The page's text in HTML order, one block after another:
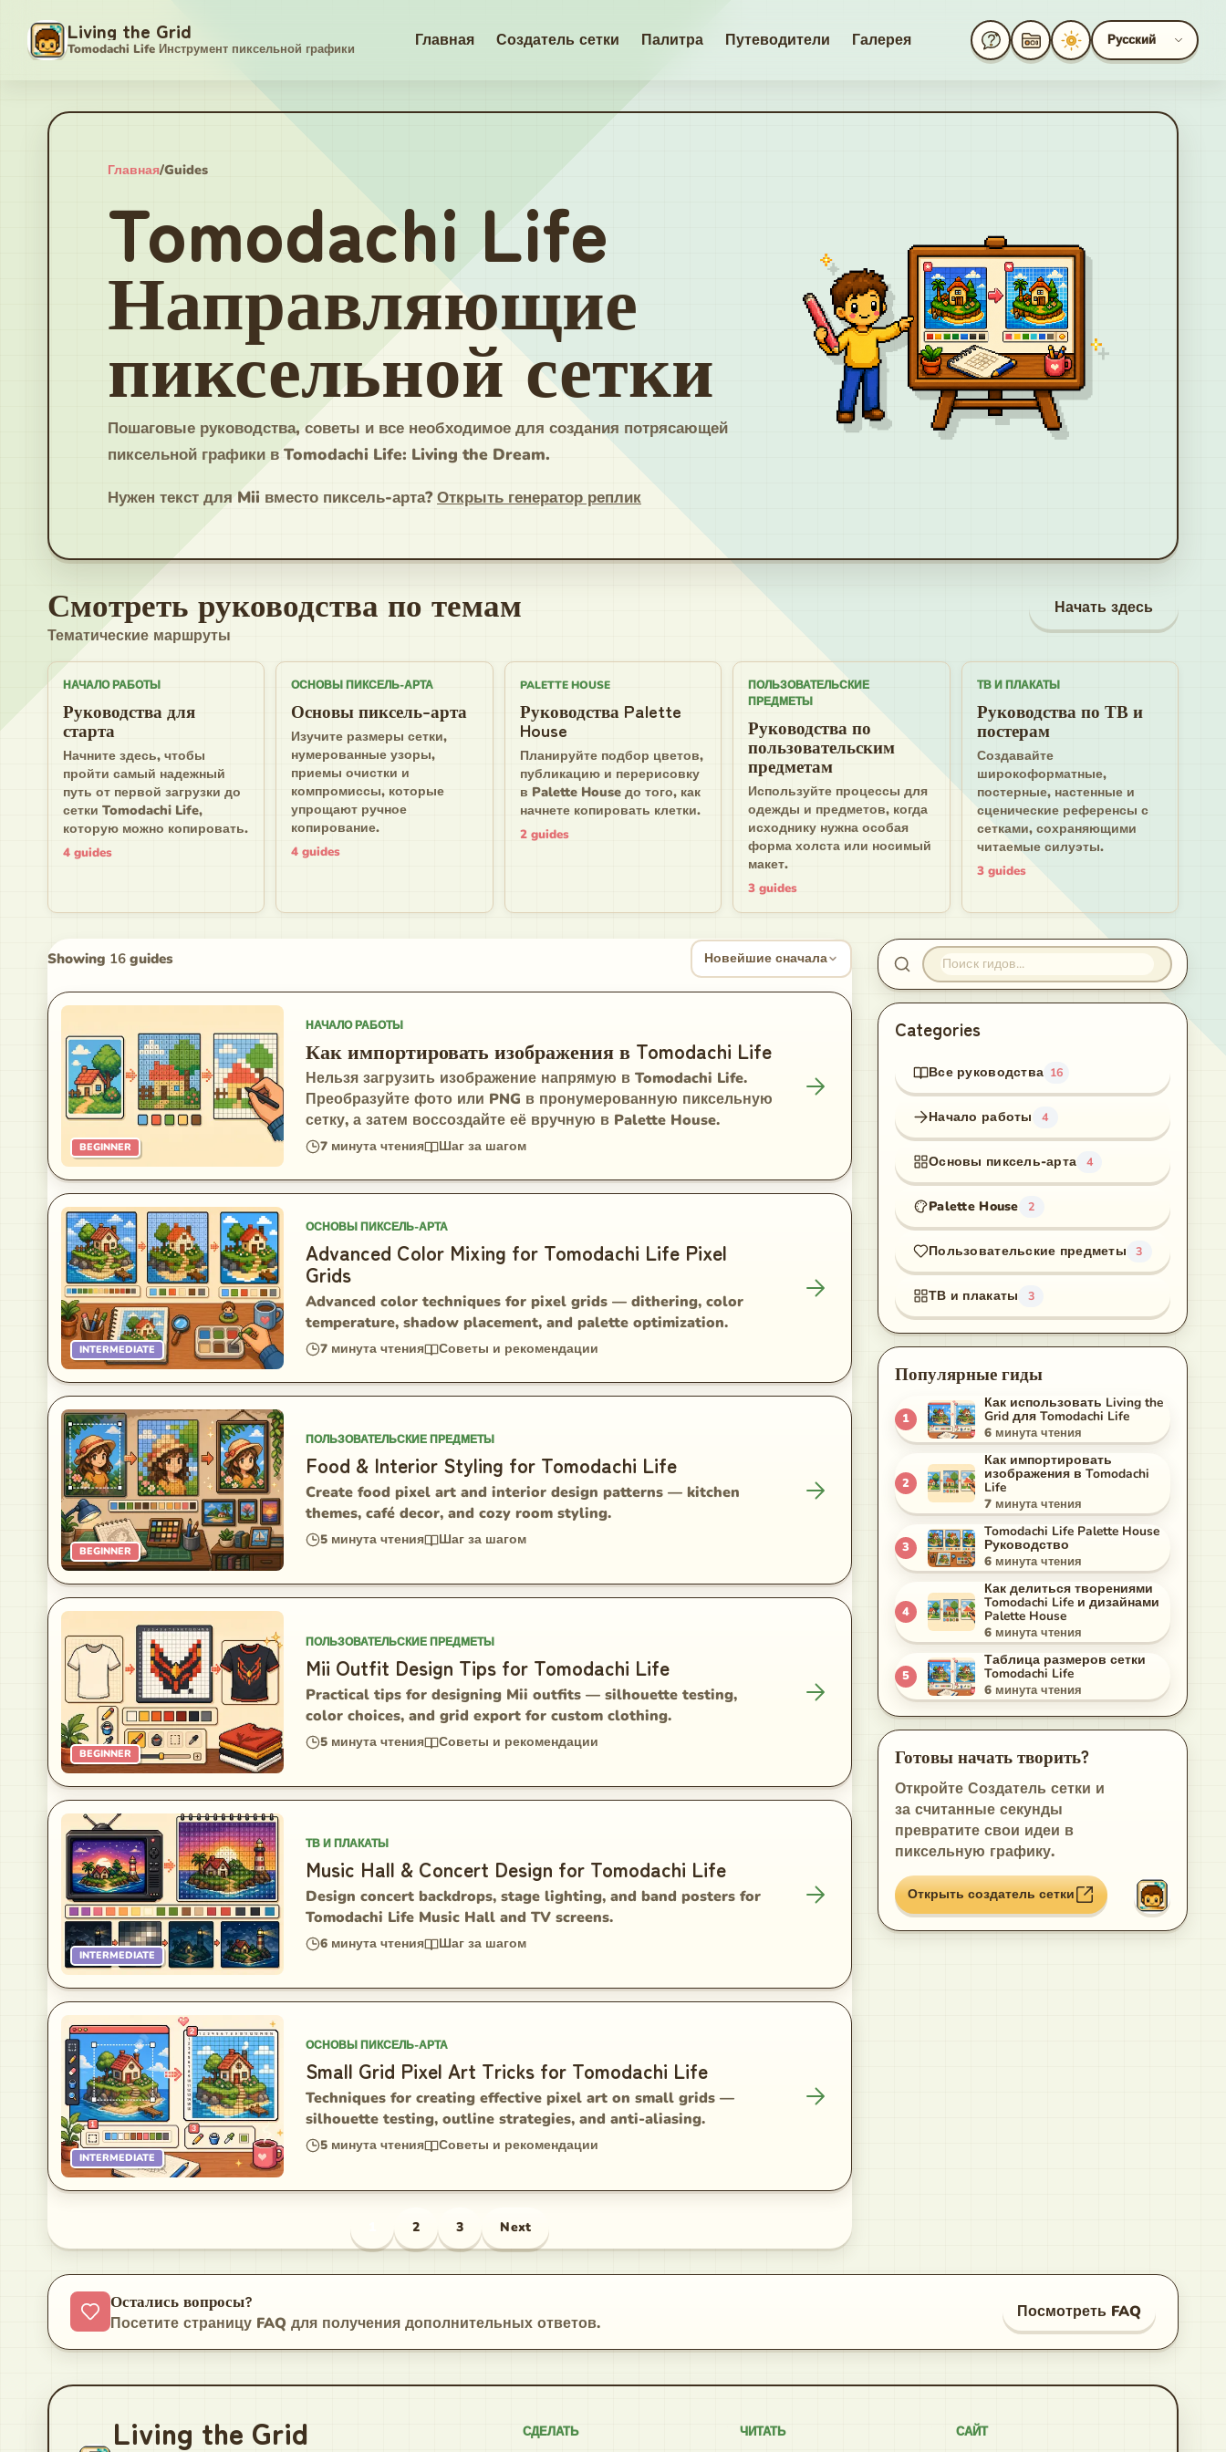
Living the Grid
Tomodachi Life Инструмент пиксельной графики Главная Создатель сетки Палитра Путеводители Галерея Русский
Главная/Guides
Tomodachi Life
Направляющие
пиксельной сетки
Пошаговые руководства, советы и все необходимое для создания потрясающей
пиксельной графики в Tomodachi Life: Living the Dream.
Нужен текст для Mii вместо пиксель-арта? Открыть генератор реплик
Смотреть руководства по темам
Тематические маршруты
Начать здесь
НАЧАЛО РАБОТЫ
Руководства для
старта
Начните здесь, чтобы
пройти самый надежный
путь от первой загрузки до
сетки Tomodachi Life,
которую можно копировать.
4 guides
ОСНОВЫ ПИКСЕЛЬ-АРТА
Основы пиксель-арта
Изучите размеры сетки,
нумерованные узоры,
приемы очистки и
компромиссы, которые
упрощают ручное
копирование.
4 guides
PALETTE HOUSE
Руководства Palette
House
Планируйте подбор цветов,
публикацию и перерисовку
в Palette House до того, как
начнете копировать клетки.
2 guides
ПОЛЬЗОВАТЕЛЬСКИЕ
ПРЕДМЕТЫ
Руководства по
пользовательским
предметам
Используйте процессы для
одежды и предметов, когда
исходнику нужна особая
форма холста или носимый
макет.
3 guides
ТВ И ПЛАКАТЫ
Руководства по ТВ и
постерам
Создавайте
широкоформатные,
постерные, настенные и
сценические референсы с
сетками, сохраняющими
читаемые силуэты.
3 guides
Showing 16 guides Сортировать руководства
Новейшие сначала
BEGINNER
НАЧАЛО РАБОТЫ
Как импортировать изображения в Tomodachi Life
Нельзя загрузить изображение напрямую в Tomodachi Life.
Преобразуйте фото или PNG в пронумерованную пиксельную
сетку, а затем воссоздайте её вручную в Palette House.
7 минута чтения Шаг за шагом
INTERMEDIATE
ОСНОВЫ ПИКСЕЛЬ-АРТА
Advanced Color Mixing for Tomodachi Life Pixel
Grids
Advanced color techniques for pixel grids — dithering, color
temperature, shadow placement, and palette optimization.
7 минута чтения Советы и рекомендации
BEGINNER
ПОЛЬЗОВАТЕЛЬСКИЕ ПРЕДМЕТЫ
Food & Interior Styling for Tomodachi Life
Create food pixel art and interior design patterns — kitchen
themes, café decor, and cozy room styling.
5 минута чтения Шаг за шагом
BEGINNER
ПОЛЬЗОВАТЕЛЬСКИЕ ПРЕДМЕТЫ
Mii Outfit Design Tips for Tomodachi Life
Practical tips for designing Mii outfits — silhouette testing,
color choices, and grid export for custom clothing.
5 минута чтения Советы и рекомендации
INTERMEDIATE
ТВ И ПЛАКАТЫ
Music Hall & Concert Design for Tomodachi Life
Design concert backdrops, stage lighting, and band posters for
Tomodachi Life Music Hall and TV screens.
6 минута чтения Шаг за шагом
INTERMEDIATE
ОСНОВЫ ПИКСЕЛЬ-АРТА
Small Grid Pixel Art Tricks for Tomodachi Life
Techniques for creating effective pixel art on small grids —
silhouette testing, outline strategies, and anti-aliasing.
5 минута чтения Советы и рекомендации
2 3 Next
Поиск гидов
Categories
Все руководства 16
Начало работы 4
Основы пиксель-арта 4
Palette House 2
Пользовательские предметы 3
ТВ и плакаты 3
Популярные гиды
1
Как использовать Living the
Grid для Tomodachi Life
6 минута чтения
2
Как импортировать
изображения в Tomodachi
Life
7 минута чтения
3
Tomodachi Life Palette House
Руководство
6 минута чтения
4
Как делиться творениями
Tomodachi Life и дизайнами
Palette House
6 минута чтения
5
Таблица размеров сетки
Tomodachi Life
6 минута чтения
Готовы начать творить?
Откройте Создатель сетки и
за считанные секунды
превратите свои идеи в
пиксельную графику.
Открыть создатель сетки
Остались вопросы?
Посетите страницу FAQ для получения дополнительных ответов.
Посмотреть FAQ
Living the Grid СДЕЛАТЬ ЧИТАТЬ САЙТ